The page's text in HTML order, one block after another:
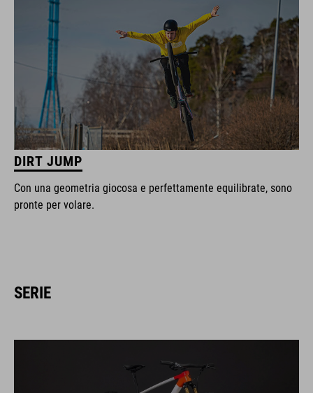
DIRT JUMP
Con una geometria giocosa e perfettamente equilibrate, sono
pronte per volare.
SERIE